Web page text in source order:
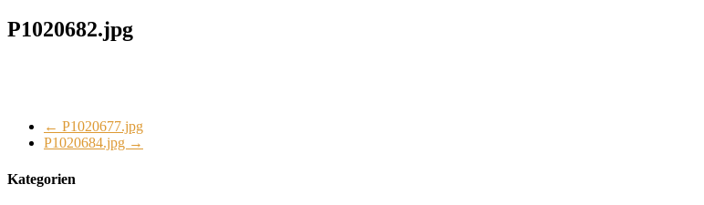
P1020682.jpg
← P1020677.jpg
P1020684.jpg →
Kategorien